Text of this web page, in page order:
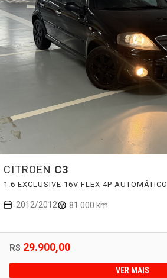
CITROEN C3
1.6 EXCLUSIVE 16V FLEX 4P AUTOMÁTICO
2012/2012 81.000 km
R$ 29.900,00
VER MAIS